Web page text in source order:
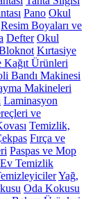
Pano Okul
Resim Boyaları ve
Defter Okul
Kırtasiye
Kağıt Ürünleri
Bandı Makinesi
Makineleri
Laminasyon
ve
Temizlik,
Fırça ve
Paspas ve Mop
Ev Temizlik
Yağ,
Oda Kokusu